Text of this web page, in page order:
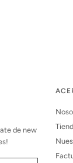
de new